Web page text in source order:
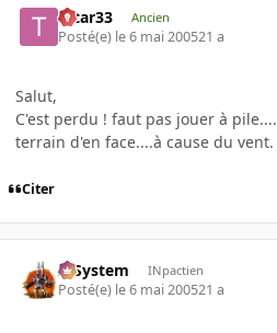
tatar33 Ancien
Posté(e) le 6 mai 200521 a
Salut,
C'est perdu ! faut pas jouer à
terrain d'en face....à cause du
Citer
X-System INpactien
Posté(e) le 6 mai 200521 a